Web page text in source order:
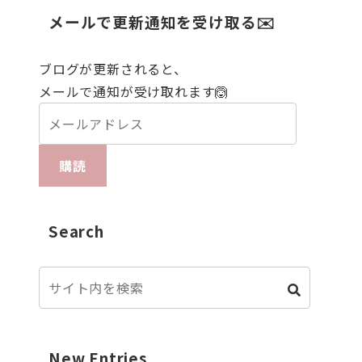
メールで更新通知を受け取る✉️
ブログが更新されると、
メールで通知が受け取れます🙆
購読
Search
New Entries